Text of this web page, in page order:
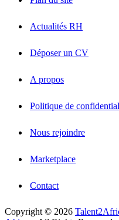
Actualités RH
Déposer un CV
A propos
Politique de
Nous rejoindre
Marketplace
Contact
Copyright © 2026